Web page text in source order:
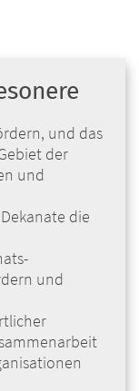
und das
der
und
die
und